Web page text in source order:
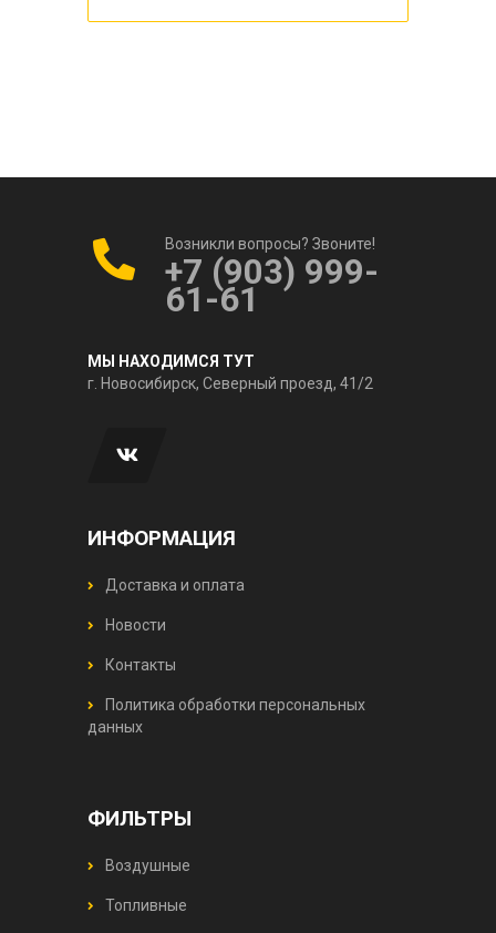
Возникли вопросы? Звоните!
+7 (903) 999-
61-61
МЫ НАХОДИМСЯ ТУТ
г. Новосибирск, Северный проезд, 41/2
ИНФОРМАЦИЯ
Доставка и оплата
Новости
Контакты
Политика обработки персональных
данных
ФИЛЬТРЫ
Воздушные
Топливные